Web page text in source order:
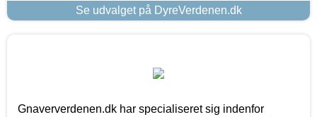
Se udvalget på DyreVerdenen.dk
Gnaververdenen.dk har specialiseret sig indenfor